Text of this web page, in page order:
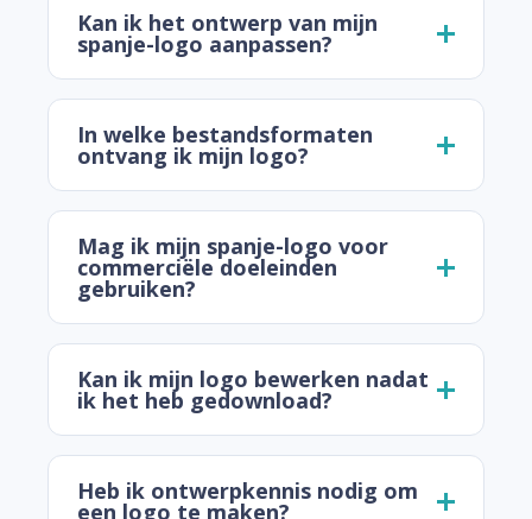
Kan ik het ontwerp van mijn
spanje-logo aanpassen?
In welke bestandsformaten
ontvang ik mijn logo?
Mag ik mijn spanje-logo voor
commerciële doeleinden
gebruiken?
Kan ik mijn logo bewerken nadat
ik het heb gedownload?
Heb ik ontwerpkennis nodig om
een logo te maken?